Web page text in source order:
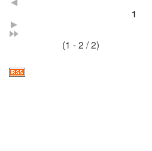
1
(1 - 2 / 2)